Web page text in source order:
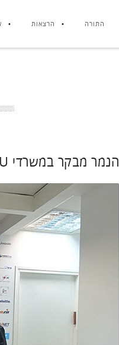
התורה הרצאות
הנמר מבקר במשרדי HACKERU